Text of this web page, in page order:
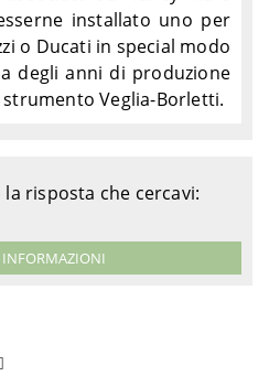
installato uno per
o Ducati in special modo
degli anni di produzione
Veglia-Borletti.
risposta che cercavi:
INFORMAZIONI